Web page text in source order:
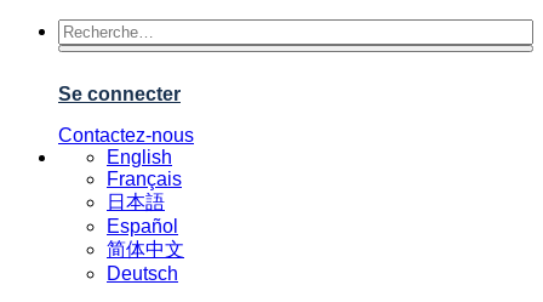
Se connecter
Contactez-nous
English
Français
日本語
Español
简体中文
Deutsch